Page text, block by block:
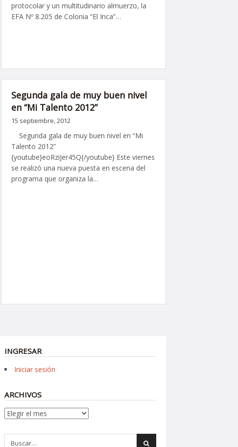
protocolar y un multitudinario almuerzo, la
EFA Nº 8.205 de Colonia “El Inca”…
Segunda gala de muy buen nivel
en “Mi Talento 2012”
15 septiembre, 2012
Segunda gala de muy buen nivel en “Mi
Talento 2012”
{youtube}eoRziJer45Q{/youtube} Este viernes
se realizó una nueva puesta en escena del
programa que organiza la…
INGRESAR
Iniciar sesión
ARCHIVOS
Archivos